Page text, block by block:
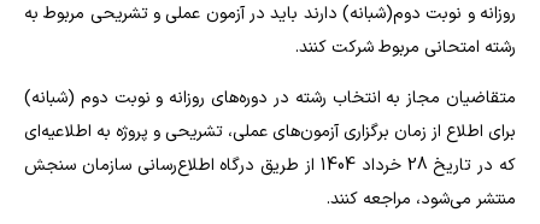
روزانه و نوبت دوم(شبانه) دارند باید در آزمون عملی و تشریحی مربوط به
رشته امتحانی مربوط شرکت کنند.
متقاضیان مجاز به انتخاب رشته در دوره‌های روزانه و نوبت دوم (شبانه)
برای اطلاع از زمان برگزاری آزمون‌های عملی، تشریحی و پروژه به اطلاعیه‌ای
که در تاریخ 28 خرداد 1404 از طریق درگاه اطلاع‌رسانی سازمان سنجش
منتشر می‌شود، مراجعه کنند.